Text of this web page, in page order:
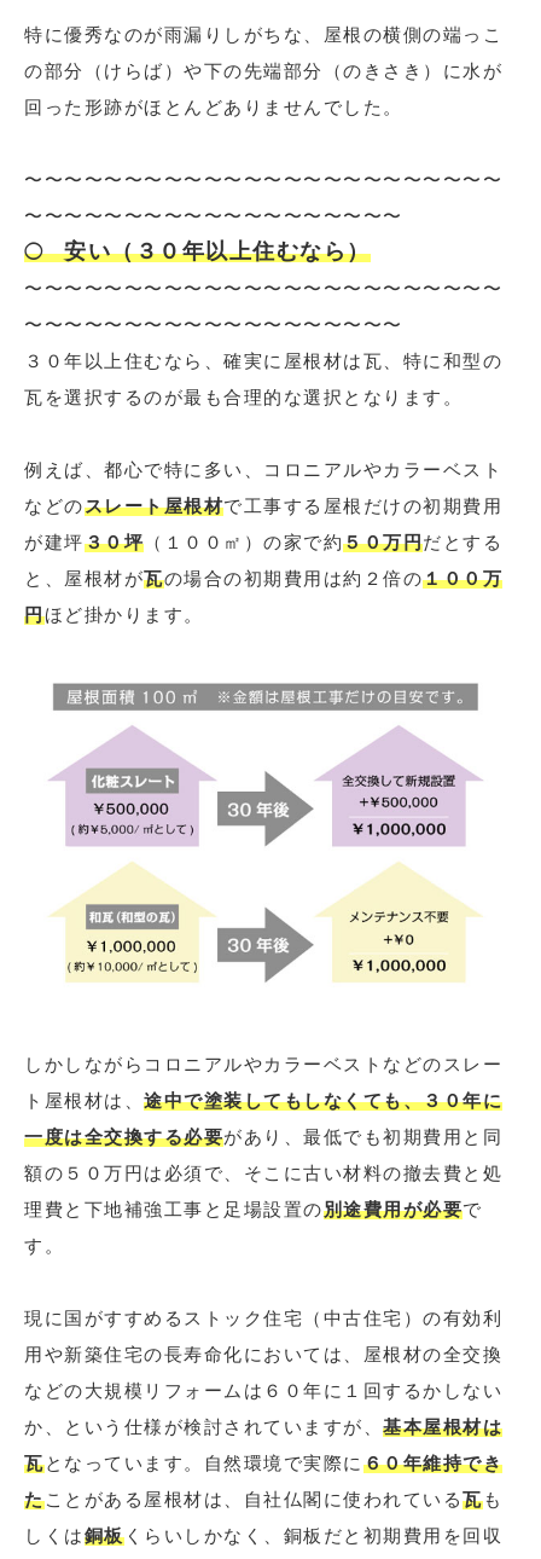
特に優秀なのが雨漏りしがちな、屋根の横側の端っこ
の部分（けらば）や下の先端部分（のきさき）に水が
回った形跡がほとんどありませんでした。
〜〜〜〜〜〜〜〜〜〜〜〜〜〜〜〜〜〜〜〜〜〜〜〜
〜〜〜〜〜〜〜〜〜〜〜〜〜〜〜〜〜〜〜
◯安い（３０年以上住むなら）
〜〜〜〜〜〜〜〜〜〜〜〜〜〜〜〜〜〜〜〜〜〜〜〜
〜〜〜〜〜〜〜〜〜〜〜〜〜〜〜〜〜〜〜
３０年以上住むなら、確実に屋根材は瓦、特に和型の
瓦を選択するのが最も合理的な選択となります。
例えば、都心で特に多い、コロニアルやカラーベスト
などのスレート屋根材で工事する屋根だけの初期費用
が建坪３０坪 （１００㎡）の家で約５０万円だとする
と、屋根材が瓦の場合の初期費用は約２倍の１００万
円ほど掛かります。
しかしながらコロニアルやカラーベストなどのスレー
ト屋根材は、 途中で塗装してもしなくても、３０年に
一度は全交換する必要があり、最低でも初期費用と同
額の５０万円は必須で、そこに古い材料の撤去費と処
理費と下地補強工事と足場設置の別途費用が必要で
す。
現に国がすすめるストック住宅（中古住宅）の有効利
用や新築住宅の長寿命化においては、屋根材の全交換
などの大規模リフォームは６０年に１回するかしない
か、という仕様が検討されていますが、 基本屋根材は
瓦となっています。自然環境で実際に ６０年維持でき
たことがある屋根材は、自社仏閣に使われている瓦も
しくは銅板くらいしかなく、銅板だと初期費用を回収